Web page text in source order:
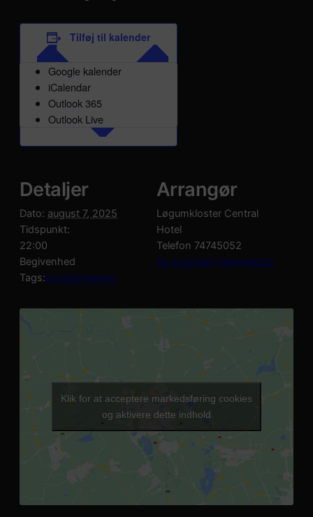
Tilføj til kalender
Google kalender
iCalendar
Outlook 365
Outlook Live
Detaljer
Dato: august 7, 2025
Tidspunkt:
22:00
Begivenhed
Tags:klostermærken
Arrangør
Løgumkloster Central
Hotel
Telefon 74745052
Se Arrangør hjemmeside
Klik for at acceptere markedsføring cookies
og aktivere dette indhold